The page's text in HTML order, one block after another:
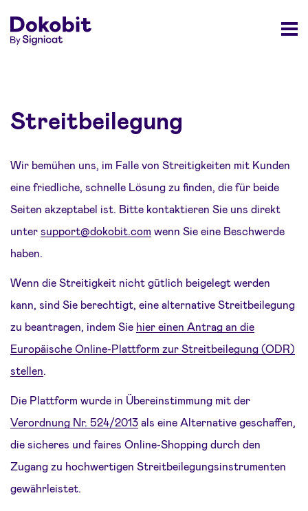
Streitbeilegung
Wir bemühen uns, im Falle von Streitigkeiten mit Kunden
eine friedliche, schnelle Lösung zu finden, die für beide
Seiten akzeptabel ist. Bitte kontaktieren Sie uns direkt
unter support@dokobit.com wenn Sie eine Beschwerde
haben.
Wenn die Streitigkeit nicht gütlich beigelegt werden
kann, sind Sie berechtigt, eine alternative Streitbeilegung
zu beantragen, indem Sie hier einen Antrag an die
Europäische Online-Plattform zur Streitbeilegung (ODR)
stellen.
Die Plattform wurde in Übereinstimmung mit der
Verordnung Nr. 524/2013 als eine Alternative geschaffen,
die sicheres und faires Online-Shopping durch den
Zugang zu hochwertigen Streitbeilegungsinstrumenten
gewährleistet.